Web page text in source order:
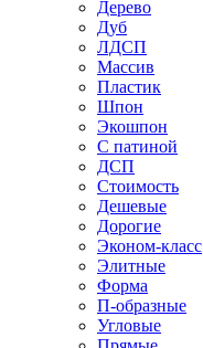
Дерево
Дуб
ЛДСП
Массив
Пластик
Шпон
Экошпон
С патиной
ДСП
Стоимость
Дешевые
Дорогие
Эконом-класс
Элитные
Форма
П-образные
Угловые